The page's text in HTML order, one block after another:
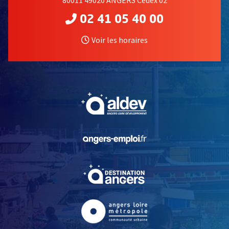
02 41 05 40 00
Voir les horaires
, Ouvre une nouvelle
, Ouvre une nouvelle